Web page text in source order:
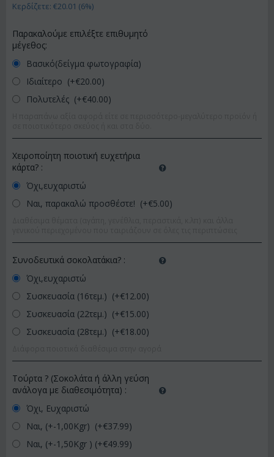
Κερδίζετε: €20.01 (6%)
Παρακαλούμε επιλέξτε επιθυμητό
μέγεθος:
Βασικό(δείγμα φωτογραφία)
Ιδιαίτερο (+€20.00)
Πολυτελές (+€40.00)
Χειροποίητη ποιοτική ευχετήρια
κάρτα? :
Όχι,ευχαριστώ
Ναι, παρακαλώ προσθέστε! (+€5.00)
Συνοδευτικά σοκολατάκια? :
Όχι,ευχαριστώ
Συσκευασία (16τεμ.) (+€12.00)
Συσκευασία (22τεμ.) (+€15.00)
Συσκευασία (28τεμ.) (+€18.00)
Τούρτα ? (Σοκολάτα ή άλλη γεύση
ανάλογα με διαθεσιμότητα) :
Όχι, Ευχαριστώ
Ναι, (+-1,00Kgr) (+€37.99)
Ναι, (+-1,50Kgr ) (+€49.99)